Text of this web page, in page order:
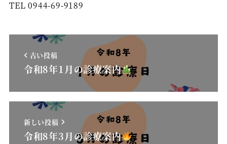
TEL 0944-69-9189
古い投稿
令和8年1月の診療案内
新しい投稿
令和8年3月の診療案内